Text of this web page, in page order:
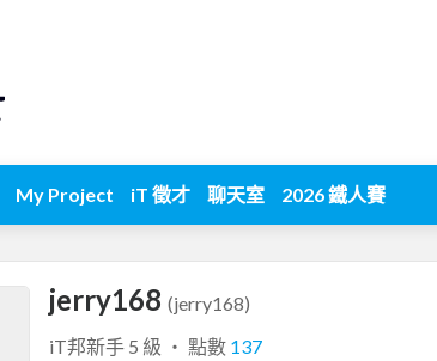
My Project iT 徵才 聊天室 2026 鐵人賽
jerry168 (jerry168)
iT邦新手 5 級 ‧ 點數 137